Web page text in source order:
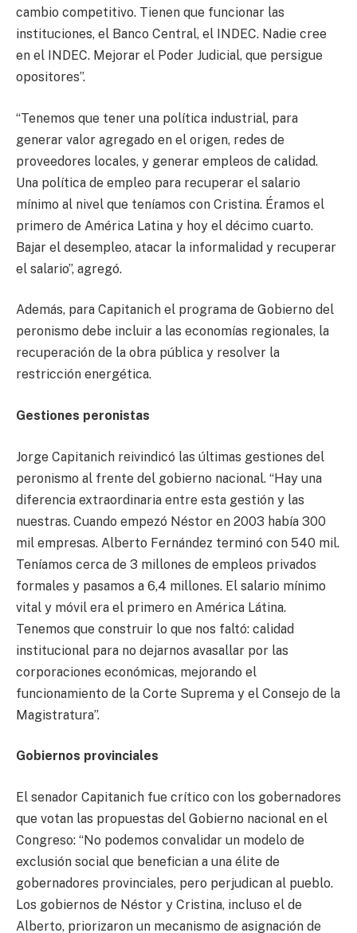
cambio competitivo. Tienen que funcionar las
instituciones, el Banco Central, el INDEC. Nadie cree
en el INDEC. Mejorar el Poder Judicial, que persigue
opositores”.
“Tenemos que tener una política industrial, para
generar valor agregado en el origen, redes de
proveedores locales, y generar empleos de calidad.
Una política de empleo para recuperar el salario
mínimo al nivel que teníamos con Cristina. Éramos el
primero de América Latina y hoy el décimo cuarto.
Bajar el desempleo, atacar la informalidad y recuperar
el salario”, agregó.
Además, para Capitanich el programa de Gobierno del
peronismo debe incluir a las economías regionales, la
recuperación de la obra pública y resolver la
restricción energética.
Gestiones peronistas
Jorge Capitanich reivindicó las últimas gestiones del
peronismo al frente del gobierno nacional. “Hay una
diferencia extraordinaria entre esta gestión y las
nuestras. Cuando empezó Néstor en 2003 había 300
mil empresas. Alberto Fernández terminó con 540 mil.
Teníamos cerca de 3 millones de empleos privados
formales y pasamos a 6,4 millones. El salario mínimo
vital y móvil era el primero en América Látina.
Tenemos que construir lo que nos faltó: calidad
institucional para no dejarnos avasallar por las
corporaciones económicas, mejorando el
funcionamiento de la Corte Suprema y el Consejo de la
Magistratura”.
Gobiernos provinciales
El senador Capitanich fue crítico con los gobernadores
que votan las propuestas del Gobierno nacional en el
Congreso: “No podemos convalidar un modelo de
exclusión social que benefician a una élite de
gobernadores provinciales, pero perjudican al pueblo.
Los gobiernos de Néstor y Cristina, incluso el de
Alberto, priorizaron un mecanismo de asignación de